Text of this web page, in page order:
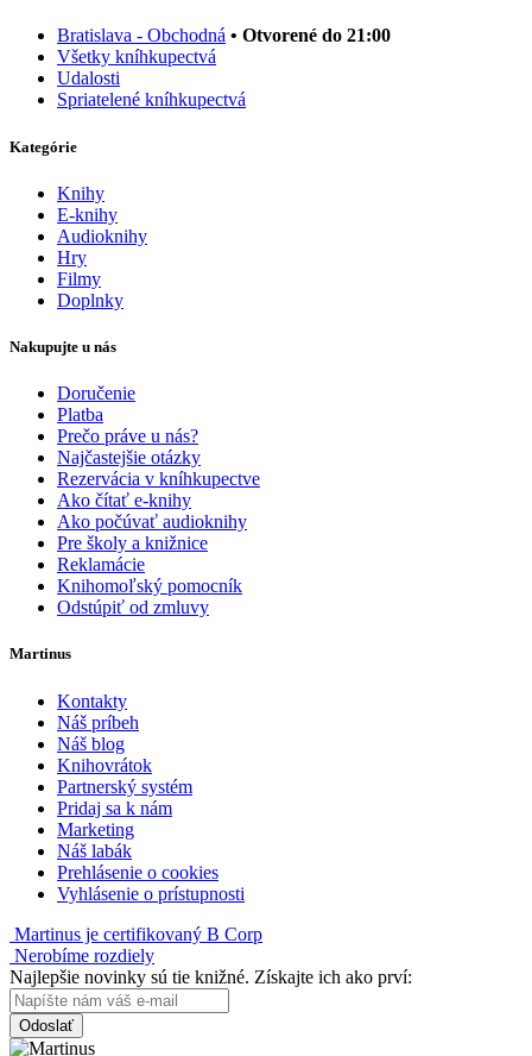
Bratislava - Obchodná • Otvorené do 21:00
Všetky kníhkupectvá
Udalosti
Spriatelené kníhkupectvá
Kategórie
Knihy
E-knihy
Audioknihy
Hry
Filmy
Doplnky
Nakupujte u nás
Doručenie
Platba
Prečo práve u nás?
Najčastejšie otázky
Rezervácia v kníhkupectve
Ako čítať e-knihy
Ako počúvať audioknihy
Pre školy a knižnice
Reklamácie
Knihomoľský pomocník
Odstúpiť od zmluvy
Martinus
Kontakty
Náš príbeh
Náš blog
Knihovrátok
Partnerský systém
Pridaj sa k nám
Marketing
Náš labák
Prehlásenie o cookies
Vyhlásenie o prístupnosti
Martinus je certifikovaný B Corp
Nerobíme rozdiely
Najlepšie novinky sú tie knižné. Získajte ich ako prví:
Odoslať